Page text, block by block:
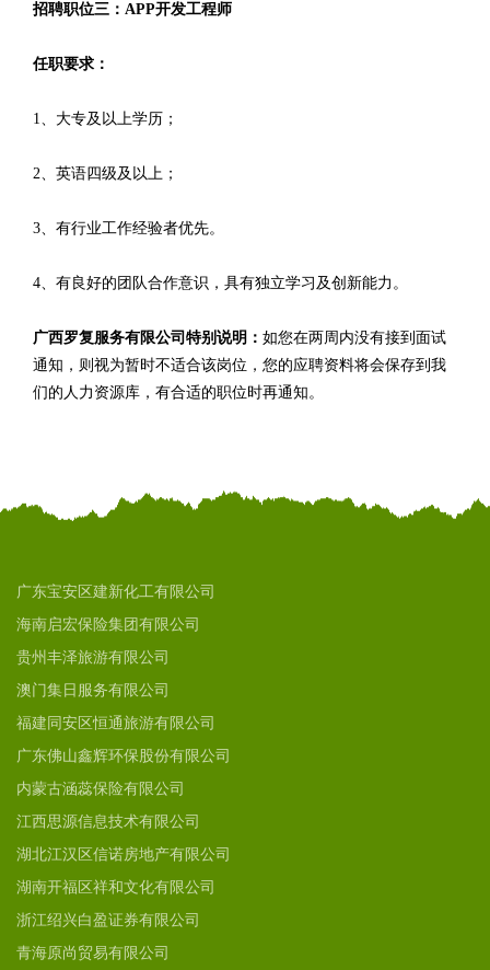
招聘职位三：APP开发工程师
任职要求：
1、大专及以上学历；
2、英语四级及以上；
3、有行业工作经验者优先。
4、有良好的团队合作意识，具有独立学习及创新能力。
广西罗复服务有限公司特别说明： 如您在两周内没有接到面试
通知，则视为暂时不适合该岗位，您的应聘资料将会保存到我
们的人力资源库，有合适的职位时再通知。
广东宝安区建新化工有限公司
海南启宏保险集团有限公司
贵州丰泽旅游有限公司
澳门集日服务有限公司
福建同安区恒通旅游有限公司
广东佛山鑫辉环保股份有限公司
内蒙古涵蕊保险有限公司
江西思源信息技术有限公司
湖北江汉区信诺房地产有限公司
湖南开福区祥和文化有限公司
浙江绍兴白盈证券有限公司
青海原尚贸易有限公司